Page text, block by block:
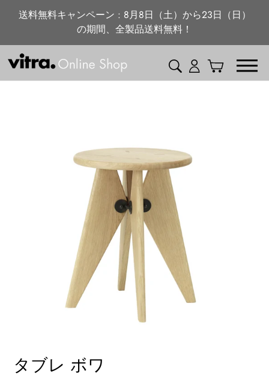
ン
送料無料キャンペーン : 8月8日（土）から23日（日）
の期間、全製品送料無料！
検索 ログインカート
タブレ ボワ